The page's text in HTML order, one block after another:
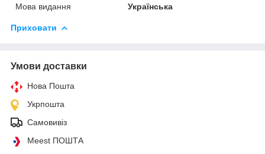
Мова видання
Українська
Приховати
Умови доставки
Нова Пошта
Укрпошта
Самовивіз
Meest ПОШТА